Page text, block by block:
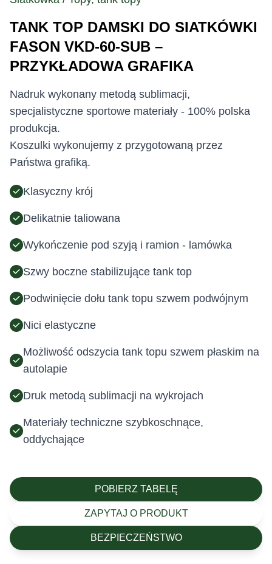
TANK TOP DAMSKI DO SIATKÓWKI
FASON VKD-60-SUB –
PRZYKŁADOWA GRAFIKA
Nadruk wykonany metodą sublimacji,
specjalistyczne sportowe materiały - 100% polska
produkcja.
Koszulki wykonujemy z przygotowaną przez
Państwa grafiką.
Klasyczny krój
Delikatnie taliowana
Wykończenie pod szyją i ramion - lamówka
Szwy boczne stabilizujące tank top
Podwinięcie dołu tank topu szwem podwójnym
Nici elastyczne
Możliwość odszycia tank topu szwem płaskim na
autolapie
Druk metodą sublimacji na wykrojach
Materiały techniczne szybkoschnące,
oddychające
POBIERZ TABELĘ
ZAPYTAJ O PRODUKT
BEZPIECZEŃSTWO